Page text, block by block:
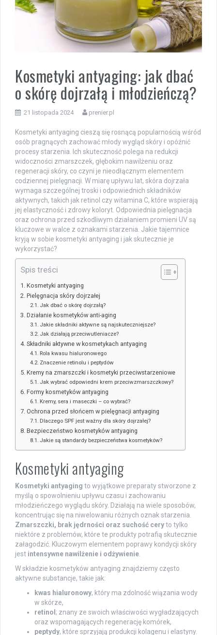
Kosmetyki antyaging: jak dbać
o skórę dojrzałą i młodzieńczą?
21 listopada 2024 prenier.pl
Kosmetyki antyaging cieszą się rosnącą popularnością wśród
osób pragnących zachować młody wygląd skóry i opóźnić
procesy starzenia. Ich skuteczność polega na redukcji
widoczności zmarszczek, głębokim nawilżeniu oraz
regeneracji skóry, co czyni je nieodłącznym elementem
codziennej pielęgnacji. W miarę upływu lat, skóra dojrzała
wymaga szczególnej troski i odpowiednich składników
aktywnych, takich jak retinol czy witamina C, które wspierają
jej elastyczność i zdrowy koloryt. Odpowiednia pielęgnacja
oraz ochrona przed szkodliwym działaniem promieni UV są
kluczowe w walce z oznakami starzenia. Jakie tajemnice
kryją w sobie kosmetyki antyaging i jak skutecznie je
wykorzystać?
Spis treści
Kosmetyki antyaging
Pielęgnacja skóry dojrzałej
Jak dbać o skórę dojrzałą?
Działanie kosmetyków anti-aging
Jakie składniki aktywne są najskuteczniejsze?
Jak działają przeciwutleniacze?
Składniki aktywne w kosmetykach antyaging
Rola kwasu hialuronowego
Znaczenie retinolu i peptydów
Kremy na zmarszczki i kosmetyki przeciwstarzeniowe
Jak wybrać odpowiedni krem przeciwzmarszczkowy?
Formy kosmetyków antyaging
Kremy, sera i maseczki – co wybrać?
Ochrona przed słońcem w pielęgnacji antyaging
Dlaczego SPF jest ważny dla skóry dojrzałej?
Bezpieczeństwo kosmetyków antyaging
Jakie są standardy bezpieczeństwa kosmetyków?
Kosmetyki antyaging
Kosmetyki antyaging to wyjątkowe preparaty stworzone z
myślą o spowolnieniu upływu czasu i zachowaniu
młodzieńczego wyglądu skóry. Działają na wiele sposobów,
koncentrując się na niwelowaniu różnych oznak starzenia.
Zmarszczki, brak jędrności oraz suchość ceryto tylko
niektóre z problemów, które te produkty potrafią skutecznie
załagodzić. Kluczowym elementem poprawy kondycji skóry
jest intensywne nawilżenie i odżywienie
W składzie kosmetyków antyaging znajdziemy często
aktywne substancje, takie jak:
kwas hialuronowy, który ma zdolność wiązania wody
w skórze,
retinol; znany ze swoich właściwości wygładzających
oraz wspomagających regenerację komórek,
peptydy, które sprzyjają produkcji kolagenu i elastyny.